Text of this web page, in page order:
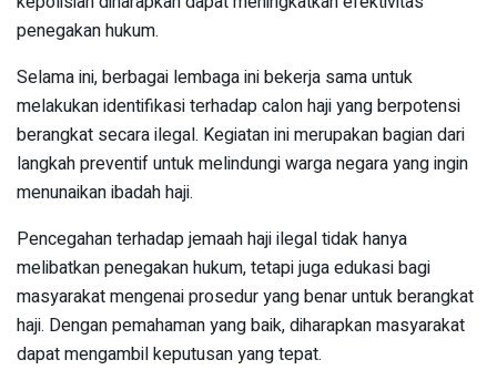
penegakan hukum.
Selama ini, berbagai lembaga ini bekerja sama untuk
melakukan identifikasi terhadap calon haji yang berpotensi
berangkat secara ilegal. Kegiatan ini merupakan bagian dari
langkah preventif untuk melindungi warga negara yang ingin
menunaikan ibadah haji.
Pencegahan terhadap jemaah haji ilegal tidak hanya
melibatkan penegakan hukum, tetapi juga edukasi bagi
masyarakat mengenai prosedur yang benar untuk berangkat
haji. Dengan pemahaman yang baik, diharapkan masyarakat
dapat mengambil keputusan yang tepat.